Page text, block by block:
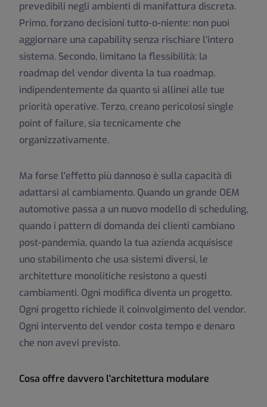
prevedibili negli ambienti di manifattura discreta.
Primo, forzano decisioni tutto-o-niente: non puoi
aggiornare una capability senza rischiare l'intero
sistema. Secondo, limitano la flessibilità: la
roadmap del vendor diventa la tua roadmap,
indipendentemente da quanto si allinei alle tue
priorità operative. Terzo, creano pericolosi single
point of failure, sia tecnicamente che
organizzativamente.
Ma forse l'effetto più dannoso è sulla capacità di
adattarsi al cambiamento. Quando un grande OEM
automotive passa a un nuovo modello di scheduling,
quando i pattern di domanda dei clienti cambiano
post-pandemia, quando la tua azienda acquisisce
uno stabilimento che usa sistemi diversi, le
architetture monolitiche resistono a questi
cambiamenti. Ogni modifica diventa un progetto.
Ogni progetto richiede il coinvolgimento del vendor.
Ogni intervento del vendor costa tempo e denaro
che non avevi previsto.
Cosa offre davvero l'architettura modulare